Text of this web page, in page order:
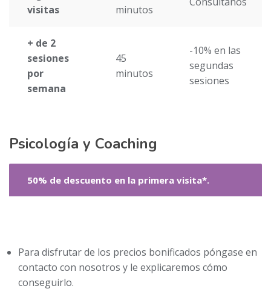
visitas
minutos
+ de 2
sesiones
por
semana
45
minutos
-10% en las
segundas
sesiones
Psicología y Coaching
50% de descuento en la primera visita*.
Para disfrutar de los precios bonificados póngase en
contacto con nosotros y le explicaremos cómo
conseguirlo.